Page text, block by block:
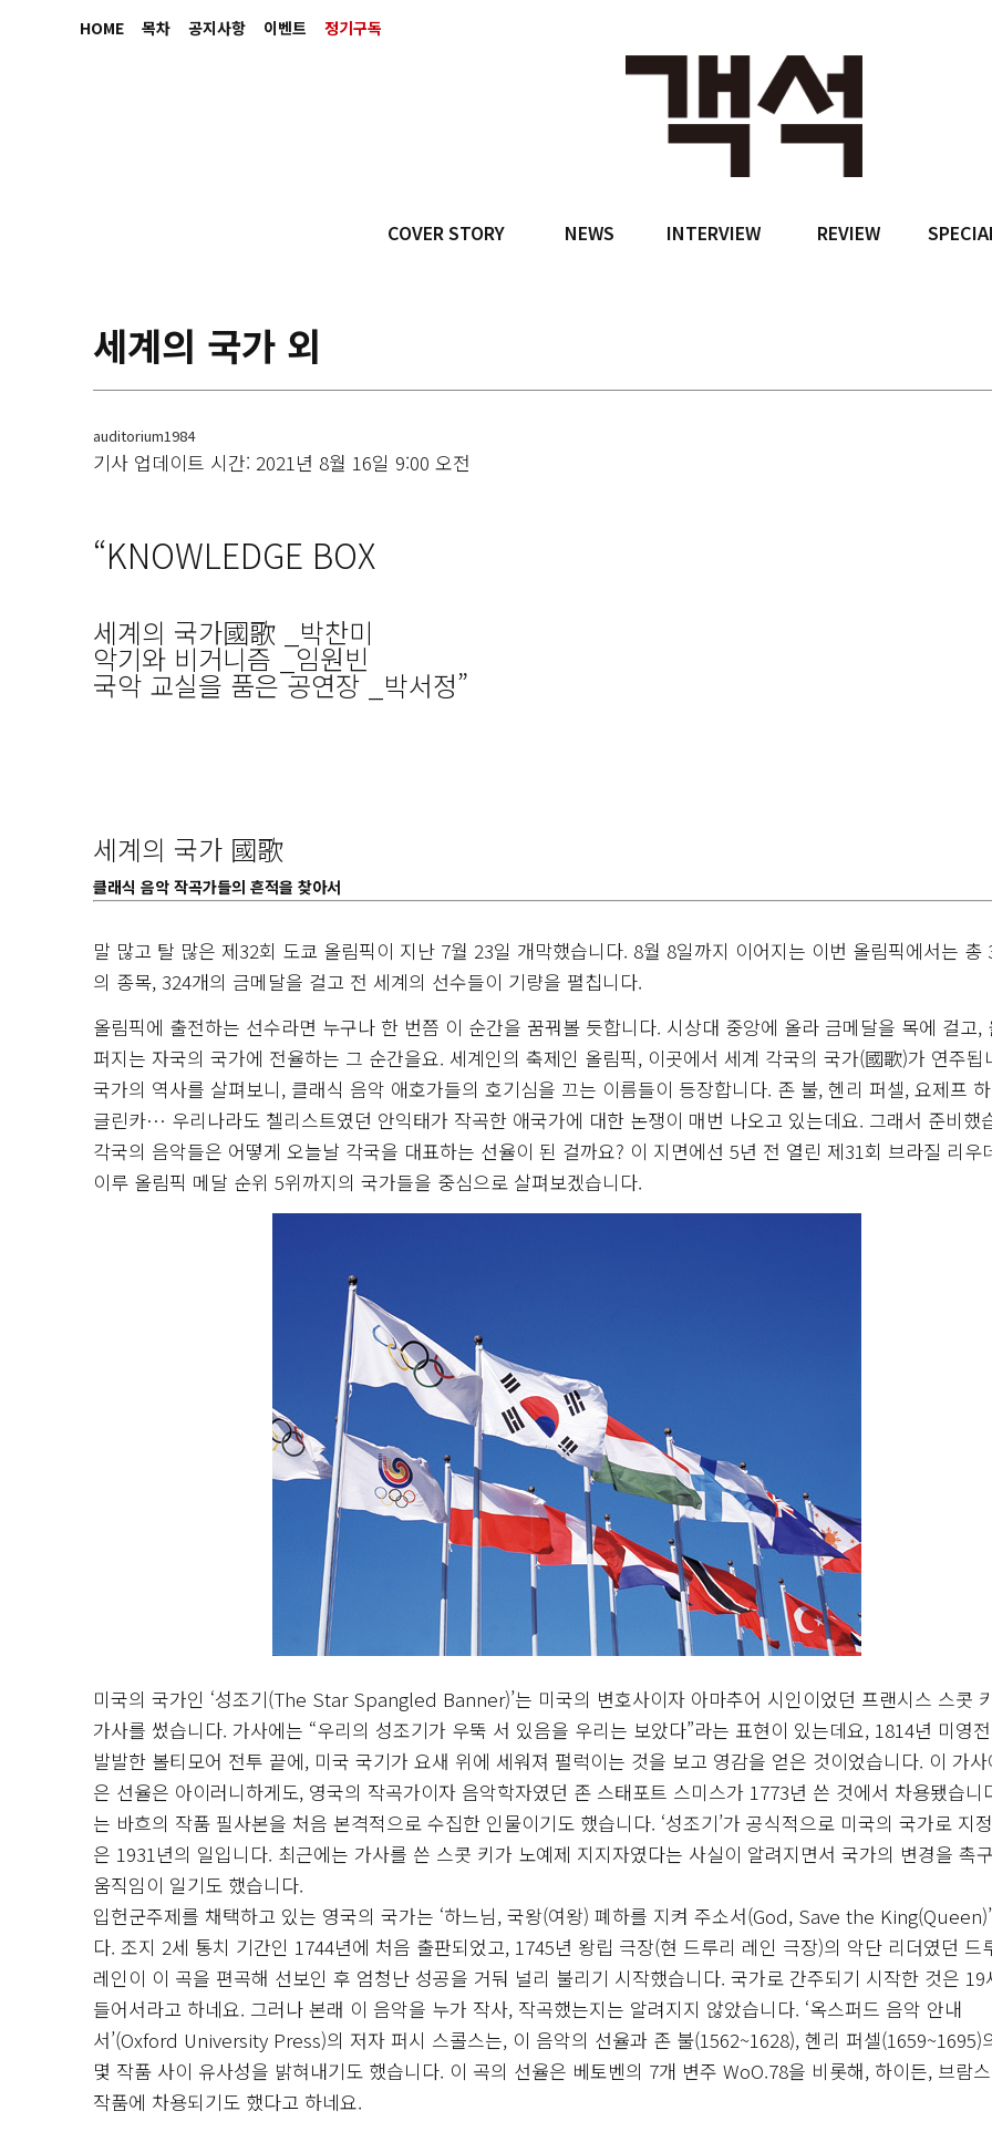
HOME 목차 공지사항 이벤트 정기구독
COVER STORY NEWS INTERVIEW REVIEW
세계의 국가 외
auditorium1984
기사 업데이트 시간: 2021년 8월 16일 9:00 오전
“KNOWLEDGE BOX
세계의 국가國歌 _박찬미
악기와 비거니즘 _임원빈
국악 교실을 품은 공연장 _박서정”
세계의 국가 國歌
클래식 음악 작곡가들의 흔적을 찾아서
말 많고 탈 많은 제32회 도쿄 올림픽이 지난 7월 23일 개막했습니다. 8월 8일까지 이어지는 이번 올림픽에서는 총
의 종목, 324개의 금메달을 걸고 전 세계의 선수들이 기량을 펼칩니다.
올림픽에 출전하는 선수라면 누구나 한 번쯤 이 순간을 꿈꿔볼 듯합니다. 시상대 중앙에 올라 금메달을 목에 걸고,
퍼지는 자국의 국가에 전율하는 그 순간을요. 세계인의 축제인 올림픽, 이곳에서 세계 각국의 국가(國歌)가 연주됩
국가의 역사를 살펴보니, 클래식 음악 애호가들의 호기심을 끄는 이름들이 등장합니다. 존 불, 헨리 퍼셀, 요제프
글린카… 우리나라도 첼리스트였던 안익태가 작곡한 애국가에 대한 논쟁이 매번 나오고 있는데요. 그래서 준비했
각국의 음악들은 어떻게 오늘날 각국을 대표하는 선율이 된 걸까요? 이 지면에선 5년 전 열린 제31회 브라질 리우
이루 올림픽 메달 순위 5위까지의 국가들을 중심으로 살펴보겠습니다.
미국의 국가인 ‘성조기(The Star Spangled Banner)’는 미국의 변호사이자 아마추어 시인이었던 프랜시스 스콧
가사를 썼습니다. 가사에는 “우리의 성조기가 우뚝 서 있음을 우리는 보았다”라는 표현이 있는데요, 1814년 미영
발발한 볼티모어 전투 끝에, 미국 국기가 요새 위에 세워져 펄럭이는 것을 보고 영감을 얻은 것이었습니다. 이 가
은 선율은 아이러니하게도, 영국의 작곡가이자 음악학자였던 존 스태포트 스미스가 1773년 쓴 것에서 차용됐습니
는 바흐의 작품 필사본을 처음 본격적으로 수집한 인물이기도 했습니다. ‘성조기’가 공식적으로 미국의 국가로 지
은 1931년의 일입니다. 최근에는 가사를 쓴 스콧 키가 노예제 지지자였다는 사실이 알려지면서 국가의 변경을 촉
움직임이 일기도 했습니다.
입헌군주제를 채택하고 있는 영국의 국가는 ‘하느님, 국왕(여왕) 폐하를 지켜 주소서(God, Save the
다. 조지 2세 통치 기간인 1744년에 처음 출판되었고, 1745년 왕립 극장(현 드루리 레인 극장)의 악단 리더였던 드
레인이 이 곡을 편곡해 선보인 후 엄청난 성공을 거둬 널리 불리기 시작했습니다. 국가로 간주되기 시작한 것은 19
들어서라고 하네요. 그러나 본래 이 음악을 누가 작사, 작곡했는지는 알려지지 않았습니다. ‘옥스퍼드 음악 안내
서’(Oxford University Press)의 저자 퍼시 스콜스는, 이 음악의 선율과 존 불(1562~1628), 헨리 퍼셀(1659~1695)
몇 작품 사이 유사성을 밝혀내기도 했습니다. 이 곡의 선율은 베토벤의 7개 변주 WoO.78을 비롯해, 하이든, 브람
작품에 차용되기도 했다고 하네요.